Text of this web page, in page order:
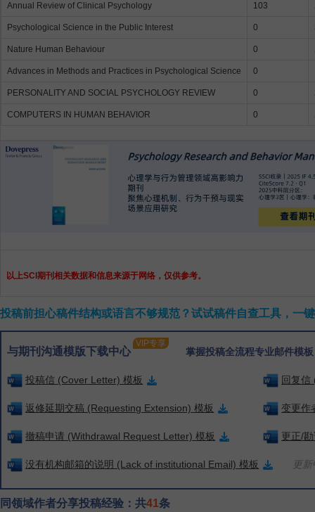
Annual Review of Clinical Psychology 103
Psychological Science in the Public Interest 0
Nature Human Behaviour 0
Advances in Methods and Practices in Psychological Science 0
PERSONALITY AND SOCIAL PSYCHOLOGY REVIEW 0
COMPUTERS IN HUMAN BEHAVIOR 0
以上SCI期刊相关数据和信息来源于网络，仅供参考。
投稿前担心稿件结构或语言不够规范？试试稿件自查工具，一
与期刊沟通模版下载中心
VIP专享
掌握投稿全流程专业邮件模
投稿信 (Cover Letter) 模板 回复信
返修延期交稿 (Requesting Extension) 模板 变更作
撤稿申请 (Withdrawal Request Letter) 模板 更正/
没有机构邮箱的说明 (Lack of institutional Email) 模板 更
同领域作者分享投稿经验：共41条